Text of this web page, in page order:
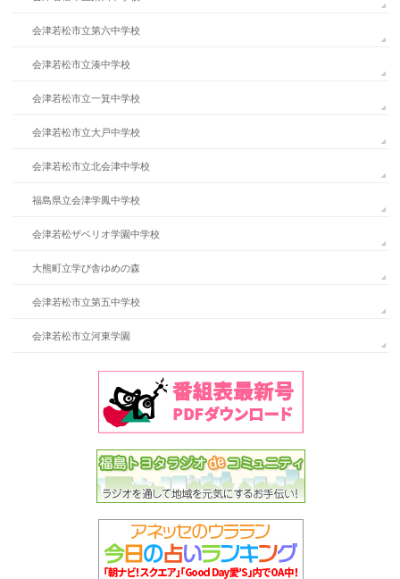
会津若松市立第六中学校
会津若松市立湊中学校
会津若松市立一箕中学校
会津若松市立大戸中学校
会津若松市立北会津中学校
福島県立会津学鳳中学校
会津若松ザベリオ学園中学校
大熊町立学び舎ゆめの森
会津若松市立第五中学校
会津若松市立河東学園